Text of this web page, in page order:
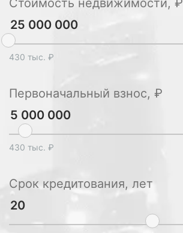
Стоимость недвижимости, ₽
430 тыс. ₽
Первоначальный взнос, ₽
430 тыс. ₽
Срок кредитования, лет